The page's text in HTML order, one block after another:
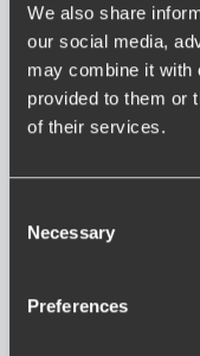
We also share
our social media,
may combine it with
provided to them or
of their services.
Selection
Necessary
Preferences